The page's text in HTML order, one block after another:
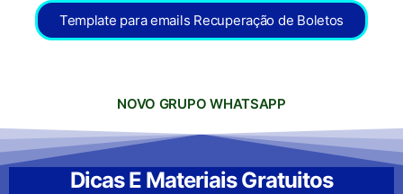
Template para emails Recuperação de Boletos
NOVO GRUPO WHATSAPP
Dicas E Materiais Gratuitos